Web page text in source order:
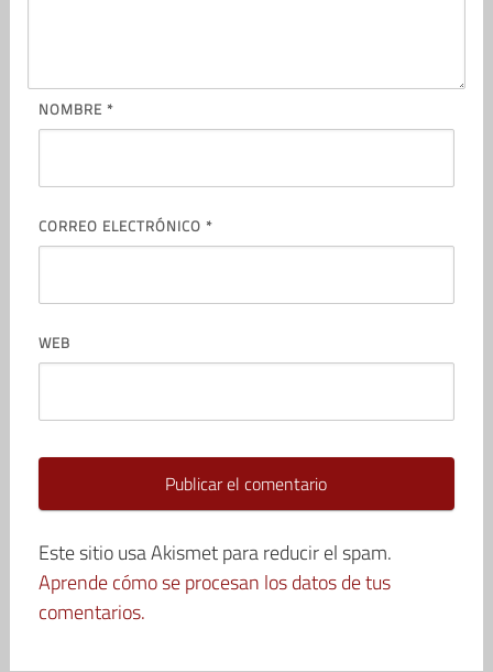
NOMBRE *
CORREO ELECTRÓNICO *
WEB
Este sitio usa Akismet para reducir el spam.
Aprende cómo se procesan los datos de tus
comentarios.